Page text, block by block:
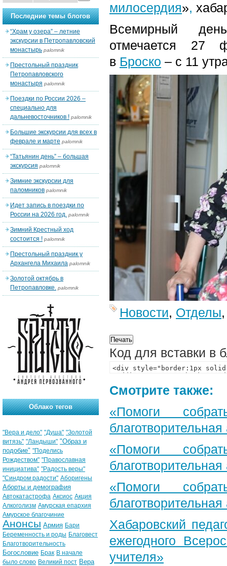
милосердия»,
Всемирный
отмечается 27
в Броско – с 11
Новости, Отделы
Код для вставки в
Смотрите также:
«Помоги
«Помоги
«Помоги
Хабаровский
ежегодного
учителя»
Последние темы блогов
“Храм у озера” – летние
экскурсии в Петропавловский
монастырь palomnik
Престольный праздник
Петропавловского
монастыря palomnik
Поездки по России 2026 –
специально для
дальневосточников ! palomnik
Большие экскурсии для всех в
феврале и марте palomnik
“Татьянин день” – большая
экскурсия palomnik
Зимние экскурсии для
паломников palomnik
Идет запись в поездки по
России на 2026 год. palomnik
Зимний Крестный ход
состоится ! palomnik
Престольный праздник у
Архангела Михаила palomnik
Золотой октябрь в
Петропавловке. palomnik
Облако тегов
"Вера и дело" "Душа" "Золотой
витязь" "Ландыши" "Образ и
подобие" "Поделись
Рождеством" "Православная
инициатива" "Радость веры"
"Синдром радости" Аборигены
Аборты и демография
Автокатастрофа Аксиос Акция
Алкоголизм Амурская епархия
Амурское благочиние
Анонсы Армия Бари
Беременность и роды Благовест
Благотворительность
Богословие Брак В начале
было слово Великий пост Вера